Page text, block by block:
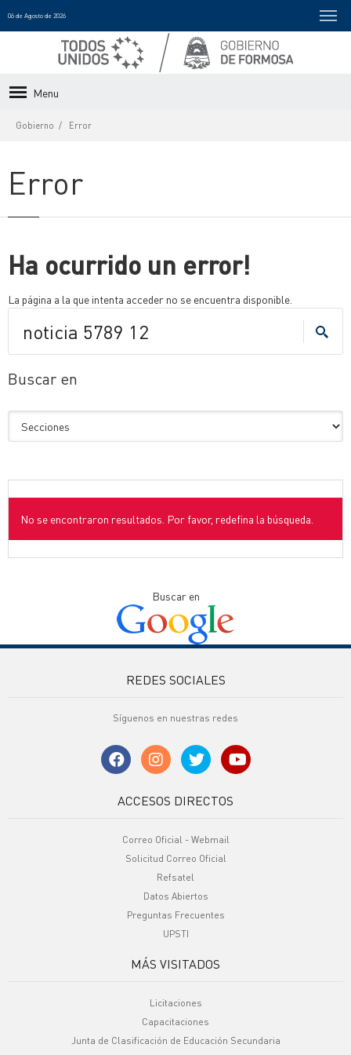
06 de Agosto de 2026
Menu
Gobierno Error
Error
Ha ocurrido un error!
La página a la que intenta acceder no se encuentra disponible.
Buscar en
No se encontraron resultados. Por favor, redefina la búsqueda.
Buscar en
REDES SOCIALES
Síguenos en nuestras redes
ACCESOS DIRECTOS
Correo Oficial - Webmail
Solicitud Correo Oficial
Refsatel
Datos Abiertos
Preguntas Frecuentes
UPSTI
MÁS VISITADOS
Licitaciones
Capacitaciones
Junta de Clasificación de Educación Secundaria